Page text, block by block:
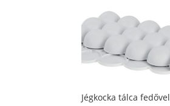
Jégkocka tálca fedővel